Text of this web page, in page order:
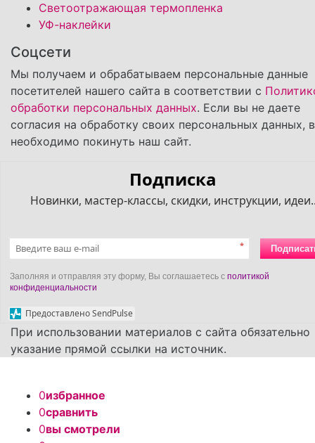
Светоотражающая термопленка
УФ-наклейки
Соцсети
Мы получаем и обрабатываем персональные данные
посетителей нашего сайта в соответствии с
обработки персональных данных. Если вы не даете
согласия на обработку своих персональных данных,
необходимо покинуть наш сайт.
Подписка
Новинки, мастер-классы, скидки, инструкции,
*
Заполняя и отправляя эту форму, Вы соглашаетесь с политикой
конфиденциальности
Предоставлено SendPulse
При использовании материалов с сайта обязательно
указание прямой ссылки на источник.
0избранное
0сравнить
0вы смотрели